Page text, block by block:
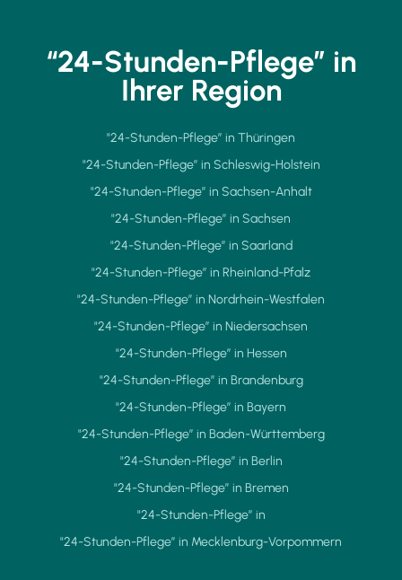
“24-Stunden-Pflege” in
Ihrer Region
"24-Stunden-Pflege” in Thüringen
"24-Stunden-Pflege” in Schleswig-Holstein
"24-Stunden-Pflege” in Sachsen-Anhalt
"24-Stunden-Pflege” in Sachsen
"24-Stunden-Pflege” in Saarland
"24-Stunden-Pflege” in Rheinland-Pfalz
"24-Stunden-Pflege” in Nordrhein-Westfalen
"24-Stunden-Pflege” in Niedersachsen
"24-Stunden-Pflege” in Hessen
"24-Stunden-Pflege” in Brandenburg
"24-Stunden-Pflege” in Bayern
"24-Stunden-Pflege” in Baden-Württemberg
"24-Stunden-Pflege” in Berlin
"24-Stunden-Pflege” in Bremen
"24-Stunden-Pflege” in
"24-Stunden-Pflege” in Mecklenburg-Vorpommern